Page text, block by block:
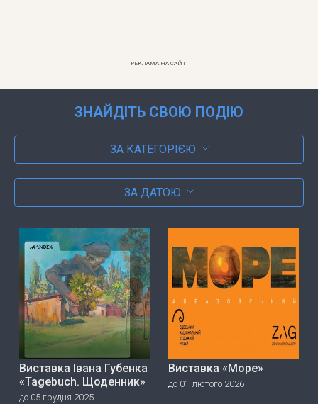
РЕКЛАМА НА САЙТІ
ЗНАЙДІТЬ СВОЮ ПОДІЮ
ЗА КАТЕГОРІЄЮ
ЗА ДАТОЮ
Виставка Івана Губенка
«Tagebuch. Щоденник»
до 05 грудня 2025
Виставка «Море»
до 01 лютого 2026